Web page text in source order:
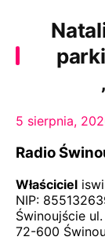
5 sierpnia,
Radio
Właściciel
NIP:
Świnoujście
72-600